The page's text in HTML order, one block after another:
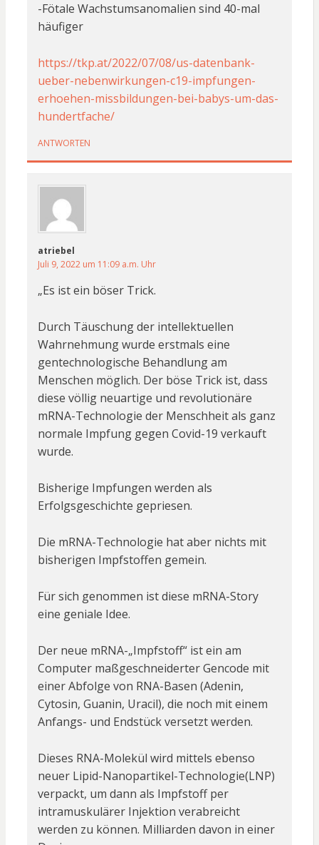
-Fötale Wachstumsanomalien sind 40-mal
häufiger
https://tkp.at/2022/07/08/us-datenbank-
ueber-nebenwirkungen-c19-impfungen-
erhoehen-missbildungen-bei-babys-um-das-
hundertfache/
ANTWORTEN
atriebel
Juli 9, 2022 um 11:09 a.m. Uhr
„Es ist ein böser Trick.
Durch Täuschung der intellektuellen
Wahrnehmung wurde erstmals eine
gentechnologische Behandlung am
Menschen möglich. Der böse Trick ist, dass
diese völlig neuartige und revolutionäre
mRNA-Technologie der Menschheit als ganz
normale Impfung gegen Covid-19 verkauft
wurde.
Bisherige Impfungen werden als
Erfolgsgeschichte gepriesen.
Die mRNA-Technologie hat aber nichts mit
bisherigen Impfstoffen gemein.
Für sich genommen ist diese mRNA-Story
eine geniale Idee.
Der neue mRNA-„Impfstoff“ ist ein am
Computer maßgeschneiderter Gencode mit
einer Abfolge von RNA-Basen (Adenin,
Cytosin, Guanin, Uracil), die noch mit einem
Anfangs- und Endstück versetzt werden.
Dieses RNA-Molekül wird mittels ebenso
neuer Lipid-Nanopartikel-Technologie(LNP)
verpackt, um dann als Impfstoff per
intramuskulärer Injektion verabreicht
werden zu können. Milliarden davon in einer